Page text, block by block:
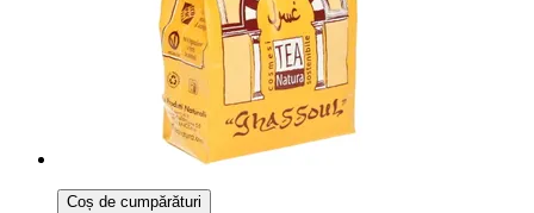
Coș de cumpărături